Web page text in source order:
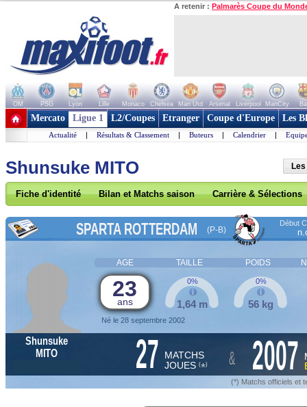
A retenir : Palmarès Coupe du
OM PSG Lyon Lille Monaco Chelsea Man Utd Arsenal Liverpool ManCity
+ de clubs
Mercato Ligue 1 L2/Coupes Etranger Coupe d'Europe Les
Actualité | Résultats & Classement | Buteurs | Calendrier |
Shunsuke MITO
Fiche d'identité Bilan et Matchs saison Carrière & Sélections
SPARTA ROTTERDAM (P-B)
Début
AGE TAILLE POIDS
23
ans
Né le 28 septembre 2002
1,64 m
0%
56 kg
0%
Shunsuke
MITO
27 MATCHS
JOUES (*) & 2007
(*) Matchs officiels et